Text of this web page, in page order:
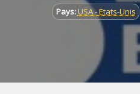
Pays: USA - Etats-Unis